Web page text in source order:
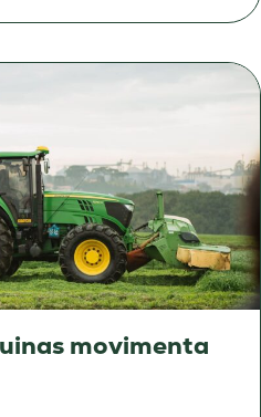
movimenta